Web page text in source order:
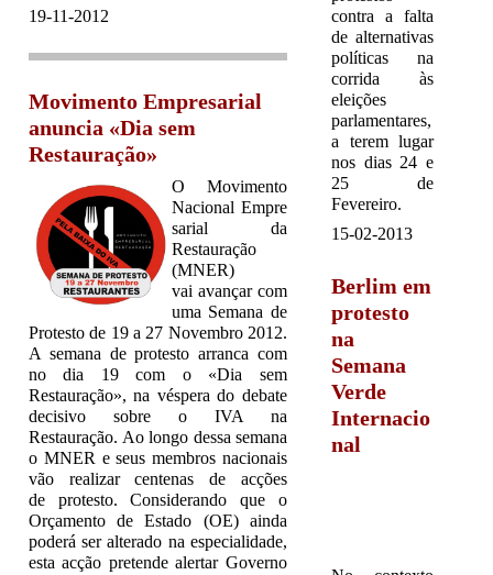
19-11-2012
Movimento Empresarial
anuncia «Dia sem
Restauração»
O Movimento
Nacional Empre
sarial da
Restauração
(MNER)
vai avançar com
uma Semana de
Protesto de 19 a 27 Novembro 2012.
A semana de protesto arranca com
no dia 19 com o «Dia sem
Restauração», na véspera do debate
decisivo sobre o IVA na
Restauração. Ao longo dessa semana
o MNER e seus membros nacionais
vão realizar centenas de acções
de protesto. Considerando que o
Orçamento de Estado (OE) ainda
poderá ser alterado na especialidade,
esta acção pretende alertar Governo
contra a falta
de alternativas
políticas na
corrida às
eleições
parlamentares,
a terem lugar
nos dias 24 e
25 de
Fevereiro.
15-02-2013
Berlim em
protesto
na
Semana
Verde
Internacio
nal